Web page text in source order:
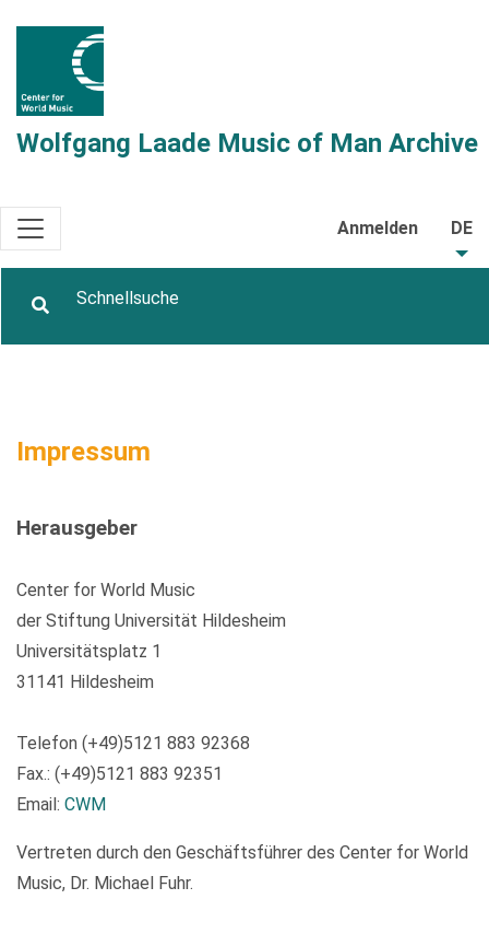
Wolfgang Laade Music of Man Archive
Anmelden DE
Impressum
Herausgeber
Center for World Music
der Stiftung Universität Hildesheim
Universitätsplatz 1
31141 Hildesheim
Telefon (+49)5121 883 92368
Fax.: (+49)5121 883 92351
Email: CWM
Vertreten durch den Geschäftsführer des Center for World
Music, Dr. Michael Fuhr.